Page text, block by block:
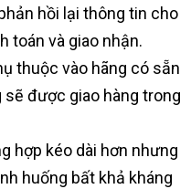
hồi lại thông tin cho
toán và giao nhận.
thuộc vào hãng có sẵn
sẽ được giao hàng trong
hợp kéo dài hơn nhưng
huống bất khả kháng